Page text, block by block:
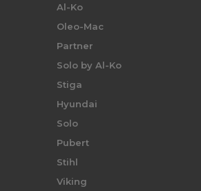
Al-Ko
Oleo-Mac
Partner
Solo by Al-Ko
Stiga
Hyundai
Solo
Pubert
Stihl
Viking